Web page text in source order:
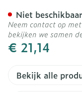
€ 21,14
Niet beschikbaar
Neem contact op
bekijken we samen
Bekijk alle